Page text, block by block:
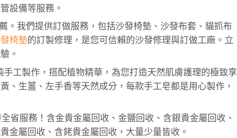
設備等服務。
。我們提供訂做服務，包括沙發椅墊、沙發布套、貓抓布
椅墊的訂製修理，是您可信賴的沙發修理與訂做工廠。立
。
手工製作，搭配植物精華，為您打造天然肌膚護理的極致享
、生薑、左手香等天然成分，每款手工皂都是用心製作，
省服務！含金貴金屬回收、金鹽回收、含銀貴金屬回收、
金屬回收、含銠貴金屬回收，大量少量皆收。